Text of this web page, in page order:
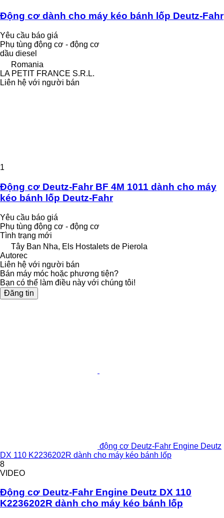
Động cơ dành cho máy kéo bánh lốp Deutz-Fahr
Yêu cầu báo giá
Phụ tùng động cơ - động cơ
dầu diesel
Romania
LA PETIT FRANCE S.R.L.
Liên hệ với người bán
1
Động cơ Deutz-Fahr BF 4M 1011 dành cho máy
kéo bánh lốp Deutz-Fahr
Yêu cầu báo giá
Phụ tùng động cơ - động cơ
Tình trạng mới
Tây Ban Nha, Els Hostalets de Pierola
Autorec
Liên hệ với người bán
Bán máy móc hoặc phương tiện?
Bạn có thể làm điều này với chúng tôi!
Đăng tin
động cơ Deutz-Fahr Engine Deutz
DX 110 K2236202R dành cho máy kéo bánh lốp
8
VIDEO
Động cơ Deutz-Fahr Engine Deutz DX 110
K2236202R dành cho máy kéo bánh lốp